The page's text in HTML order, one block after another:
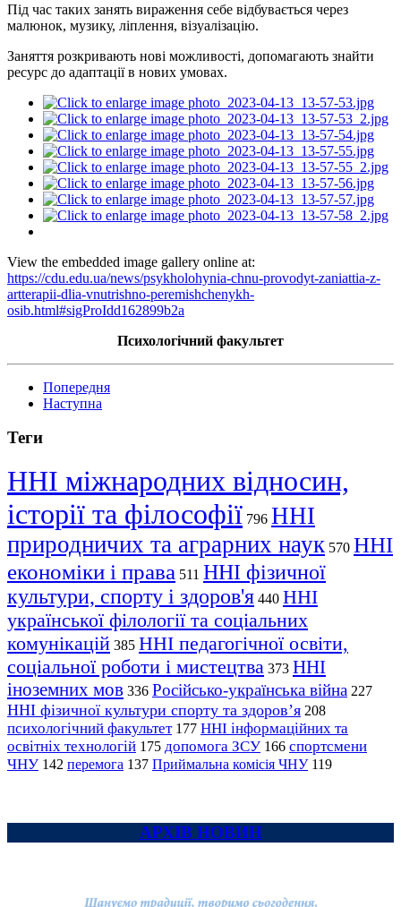
Під час таких занять вираження себе відбувається через
малюнок, музику, ліплення, візуалізацію.
Заняття розкривають нові можливості, допомагають знайти
ресурс до адаптації в нових умовах.
View the embedded image gallery online at:
https://cdu.edu.ua/news/psykholohynia-chnu-provodyt-zaniattia-z-
artterapii-dlia-vnutrishno-peremishchenykh-
osib.html#sigProIdd162899b2a
Психологічний факультет
Попередня
Наступна
Теги
ННІ міжнародних відносин,
історії та філософії 796 ННІ
природничих та аграрних наук 570 ННІ
економіки і права 511 ННІ фізичної
культури, спорту і здоров'я 440 ННІ
української філології та соціальних
комунікацій 385 ННІ педагогічної освіти,
соціальної роботи і мистецтва 373 ННІ
іноземних мов 336 Російсько-українська війна 227
ННІ фізичної культури спорту та здоров’я 208
психологічний факультет 177 ННІ інформаційних та
освітніх технологій 175 допомога ЗСУ 166 спортсмени
ЧНУ 142 перемога 137 Приймальна комісія ЧНУ 119
АРХІВ НОВИН